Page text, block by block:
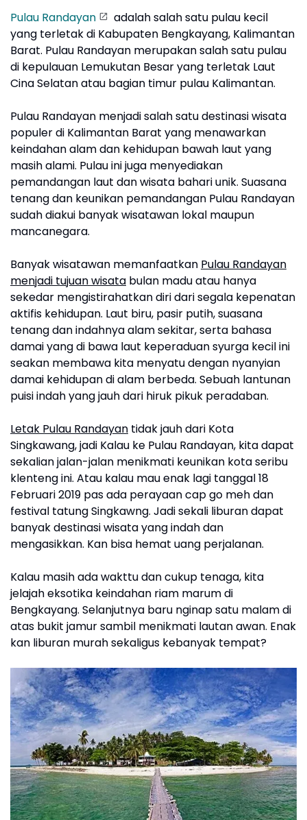
Pulau Randayan
adalah salah satu pulau kecil
yang terletak di Kabupaten Bengkayang, Kalimantan
Barat. Pulau Randayan merupakan salah satu pulau
di kepulauan Lemukutan Besar yang terletak Laut
Cina Selatan atau bagian timur pulau Kalimantan.
Pulau Randayan menjadi salah satu destinasi wisata
populer di Kalimantan Barat yang menawarkan
keindahan alam dan kehidupan bawah laut yang
masih alami. Pulau ini juga menyediakan
pemandangan laut dan wisata bahari unik. Suasana
tenang dan keunikan pemandangan Pulau Randayan
sudah diakui banyak wisatawan lokal maupun
mancanegara.
Banyak wisatawan memanfaatkan Pulau Randayan
menjadi tujuan wisata bulan madu atau hanya
sekedar mengistirahatkan diri dari segala kepenatan
aktifis kehidupan. Laut biru, pasir putih, suasana
tenang dan indahnya alam sekitar, serta bahasa
damai yang di bawa laut keperaduan syurga kecil ini
seakan membawa kita menyatu dengan nyanyian
damai kehidupan di alam berbeda. Sebuah lantunan
puisi indah yang jauh dari hiruk pikuk peradaban.
Letak Pulau Randayan tidak jauh dari Kota
Singkawang, jadi Kalau ke Pulau Randayan, kita dapat
sekalian jalan-jalan menikmati keunikan kota seribu
klenteng ini. Atau kalau mau enak lagi tanggal 18
Februari 2019 pas ada perayaan cap go meh dan
festival tatung Singkawng. Jadi sekali liburan dapat
banyak destinasi wisata yang indah dan
mengasikkan. Kan bisa hemat uang perjalanan.
Kalau masih ada wakttu dan cukup tenaga, kita
jelajah eksotika keindahan riam marum di
Bengkayang. Selanjutnya baru nginap satu malam di
atas bukit jamur sambil menikmati lautan awan. Enak
kan liburan murah sekaligus kebanyak tempat?